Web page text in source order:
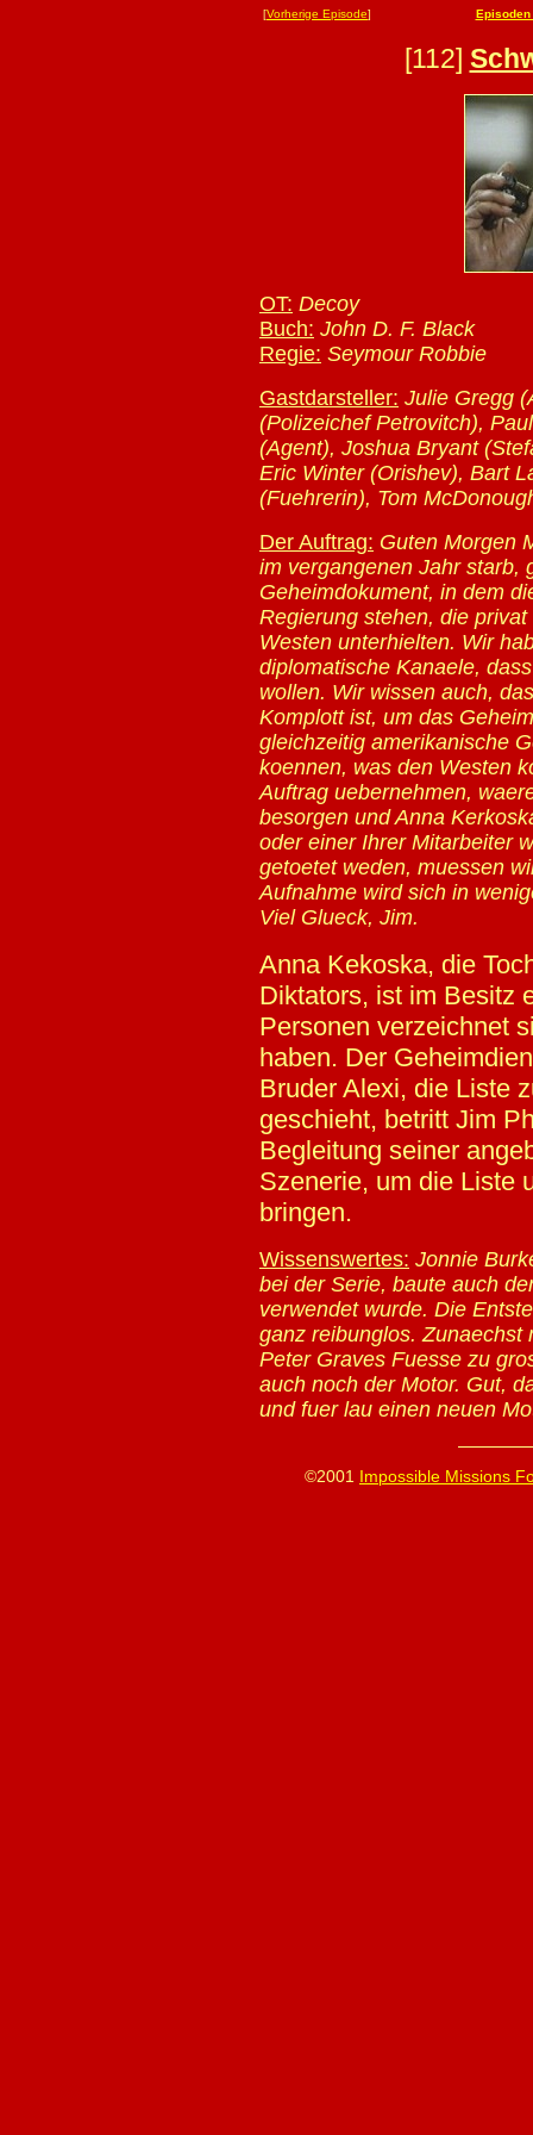
[Vorherige Episode] Episoden
[112]
OT: Decoy
Buch: John D. F. Black
Regie: Seymour Robbie
Gastdarsteller: Julie Gregg
(Polizeichef Petrovitch),
(Agent), Joshua Bryant
Eric Winter (Orishev), Bart
(Fuehrerin), Tom
Der Auftrag: Guten Morgen
im vergangenen Jahr starb,
Geheimdokument, in dem
Regierung stehen, die
Westen unterhielten. Wir
diplomatische Kanaele,
wollen. Wir wissen auch,
Komplott ist, um das
gleichzeitig amerikanische
koennen, was den Westen
Auftrag uebernehmen,
besorgen und Anna
oder einer Ihrer Mitarbeiter
getoetet weden, muessen
Aufnahme wird sich in
Viel Glueck, Jim.
Anna Kekoska, die
Diktators, ist im Besitz
Personen verzeichnet
haben. Der
Bruder Alexi, die Liste
geschieht, betritt Jim
Begleitung seiner
Szenerie, um die Liste
bringen.
Wissenswertes: Jonnie
bei der Serie, baute auch
verwendet wurde. Die
ganz reibunglos. Zunaechst
Peter Graves Fuesse zu
auch noch der Motor. Gut,
und fuer lau einen neuen
©2001 Impossible Missions